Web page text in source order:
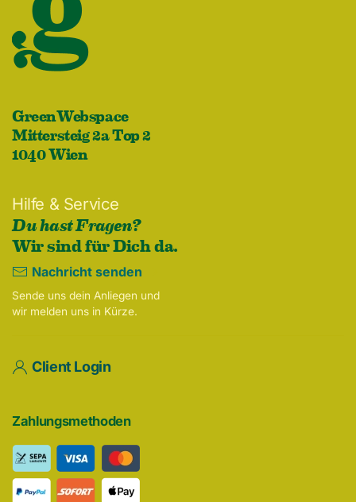
GreenWebspace
Mittersteig 2a Top 2
1040 Wien
Hilfe & Service
Du hast Fragen?
Wir sind für Dich da.
Nachricht senden
Sende uns dein Anliegen und
wir melden uns in Kürze.
Client Login
Zahlungsmethoden